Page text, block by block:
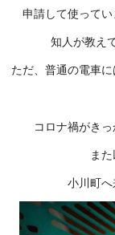
申請して使って
知人が教え
ただ、普通の電車
コロナ禍がき
ま
小川町へ